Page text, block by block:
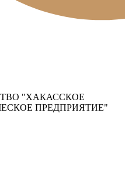
"ХАКАССКОЕ
ПРЕДПРИЯТИЕ"